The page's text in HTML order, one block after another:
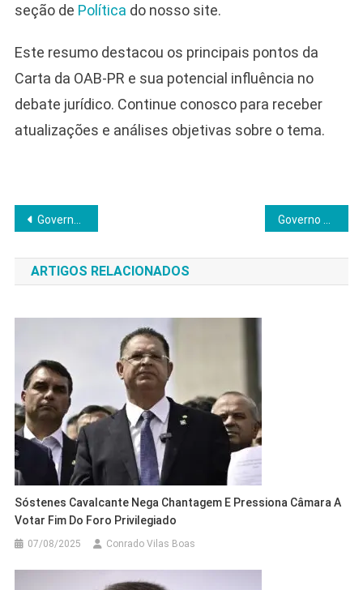
seção de Política do nosso site.
Este resumo destacou os principais pontos da
Carta da OAB-PR e sua potencial influência no
debate jurídico. Continue conosco para receber
atualizações e análises objetivas sobre o tema.
Navegação
de
Post
Governo anuncia conselho para controlar exploração de terras raras e impõe condições a investidores Governo encerra julho com déficit de R$ 59 bi e repete piora fiscal sob impacto de precatórios
ARTIGOS RELACIONADOS
Sóstenes Cavalcante Nega Chantagem E Pressiona Câmara A
Votar Fim Do Foro Privilegiado
07/08/2025 Conrado Vilas Boas